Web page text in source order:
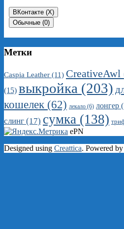
ВКонтакте (X)
Обычные (0)
Метки
Caspia Leather (11) CreativeAwl
(15) выкройка (203)
кошелек (62) лекало (6) лонгер
слинг (17) сумка (138)
ePN
Designed using Creattica. Powered by